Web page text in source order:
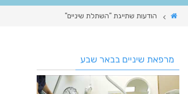
הודעות שתייגת "השתלת שיניים"
מרפאת שיניים בבאר שבע